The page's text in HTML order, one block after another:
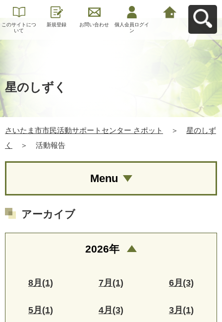
このサイトにつ
いて
新規登録 お問い合わせ
個人会員ログイ
ン
星のしずく
さいたま市市民活動サポートセンター さポット ＞
星のしず
く
＞ 活動報告
Menu
アーカイブ
2026年
8月(1) 7月(1) 6月(3)
5月(1) 4月(3) 3月(1)